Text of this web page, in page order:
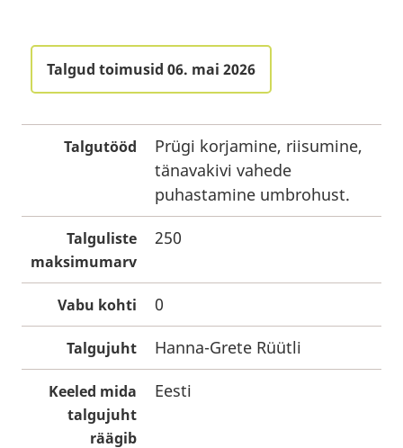
Talgud toimusid 06. mai 2026
Talgutööd
Prügi korjamine, riisumine,
tänavakivi vahede
puhastamine umbrohust.
Talguliste
maksimumarv
250
Vabu kohti 0
Talgujuht Hanna-Grete Rüütli
Keeled mida
talgujuht
räägib
Eesti